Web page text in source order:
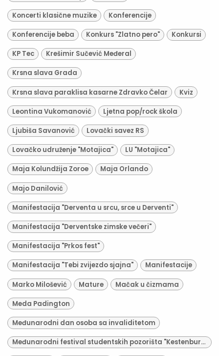
Koncerti klasične muzike Konferencije
Konferencije beba Konkurs "Zlatno pero" Konkursi
KP Tec Krešimir Sučević Međeral
Krsna slava Grada
Krsna slava paraklisa kasarne Zdravko Čelar Kviz
Leontina Vukomanović Ljetna pop/rock škola
Ljubiša Savanović Lovački savez RS
Lovačko udruženje "Motajica" LU "Motajica"
Maja Kolundžija Zoroe Maja Orlando
Majo Danilović
Manifestacija "Derventa u srcu, srce u Derventi"
Manifestacija "Derventske zimske večeri"
Manifestacija "Prkos fest"
Manifestacija "Tebi zvijezdo sjajna" Manifestacije
Marko Milošević Mature Mačak u čizmama
Meda Padington
Međunarodni dan osoba sa invaliditetom
Međunarodni festival studentskih pozorišta "Kestenburg"